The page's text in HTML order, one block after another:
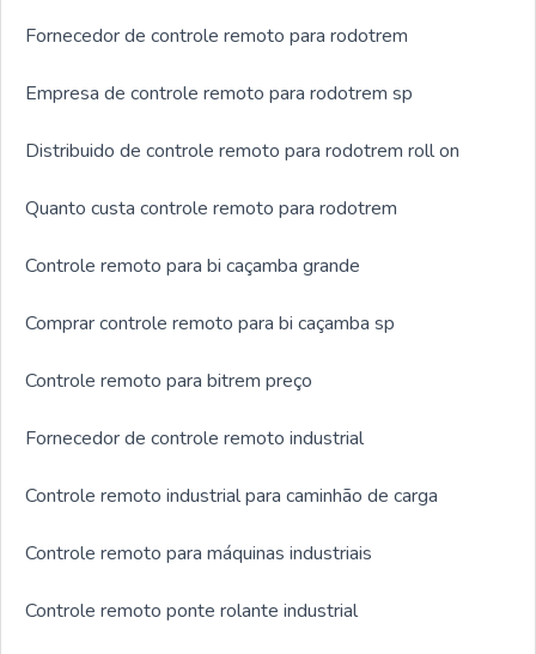
Fornecedor de controle remoto para rodotrem
Empresa de controle remoto para rodotrem sp
Distribuido de controle remoto para rodotrem roll on
Quanto custa controle remoto para rodotrem
Controle remoto para bi caçamba grande
Comprar controle remoto para bi caçamba sp
Controle remoto para bitrem preço
Fornecedor de controle remoto industrial
Controle remoto industrial para caminhão de carga
Controle remoto para máquinas industriais
Controle remoto ponte rolante industrial